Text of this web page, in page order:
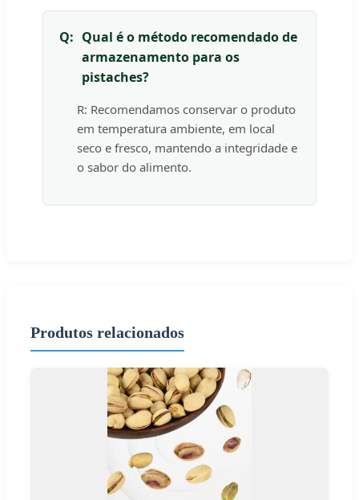
Q: Qual é o método recomendado de
armazenamento para os
pistaches?
R: Recomendamos conservar o produto
em temperatura ambiente, em local
seco e fresco, mantendo a integridade e
o sabor do alimento.
Produtos relacionados